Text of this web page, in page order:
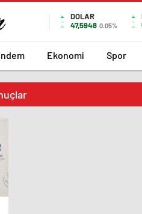
DOLAR
47,5948 0.05%
Ekonomi Spor